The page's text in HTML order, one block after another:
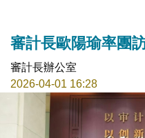
審計長歐陽瑜率團
審計長辦公室
2026-04-01 16:28